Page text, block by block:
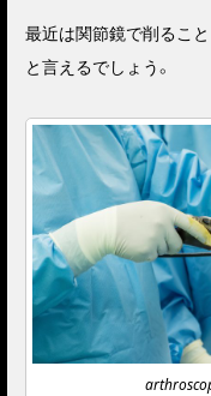
最近は関節鏡で削るこ
と言えるでしょう。